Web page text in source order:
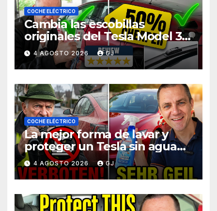
COCHE ELÉCTRICO
Cambia las escobillas
originales del Tesla Model 3
por la mitad de precio
4 AGOSTO 2026 GJ
COCHE ELÉCTRICO
La mejor forma de lavar y
proteger un Tesla sin agua
cuando estás de viaje
4 AGOSTO 2026 GJ